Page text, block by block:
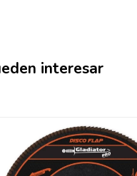
interesar